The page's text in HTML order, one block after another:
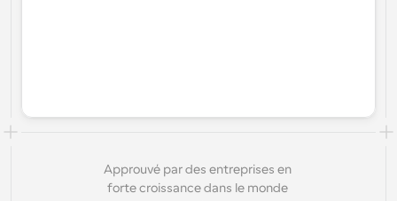
Approuvé par des entreprises en
forte croissance dans le monde